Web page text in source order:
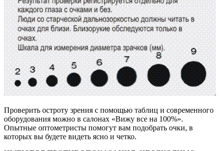
Проверить остроту зрения с помощью таблиц и современного
оборудования можно в салонах «Вижу все на 100%».
Опытные оптометристы помогут вам подобрать очки, в
которых вы будете видеть ясно и четко.